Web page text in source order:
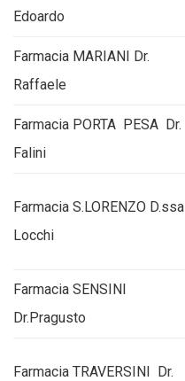
Edoardo
Farmacia MARIANI Dr.
Raffaele
Farmacia PORTA PESA Dr.
Falini
Farmacia S.LORENZO D.ssa
Locchi
Farmacia SENSINI
Dr.Pragusto
Farmacia TRAVERSINI Dr.